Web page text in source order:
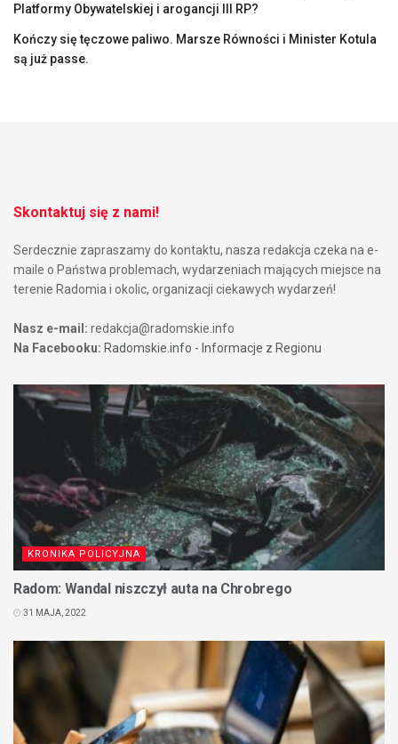
Platformy Obywatelskiej i arogancji III RP?
Kończy się tęczowe paliwo. Marsze Równości i Minister Kotula
są już passe.
Skontaktuj się z nami!
Serdecznie zapraszamy do kontaktu, nasza redakcja czeka na e-
maile o Państwa problemach, wydarzeniach mających miejsce na
terenie Radomia i okolic, organizacji ciekawych wydarzeń!
Nasz e-mail: redakcja@radomskie.info
Na Facebooku: Radomskie.info - Informacje z Regionu
KRONIKA POLICYJNA
Radom: Wandal niszczył auta na Chrobrego
31 MAJA, 2022